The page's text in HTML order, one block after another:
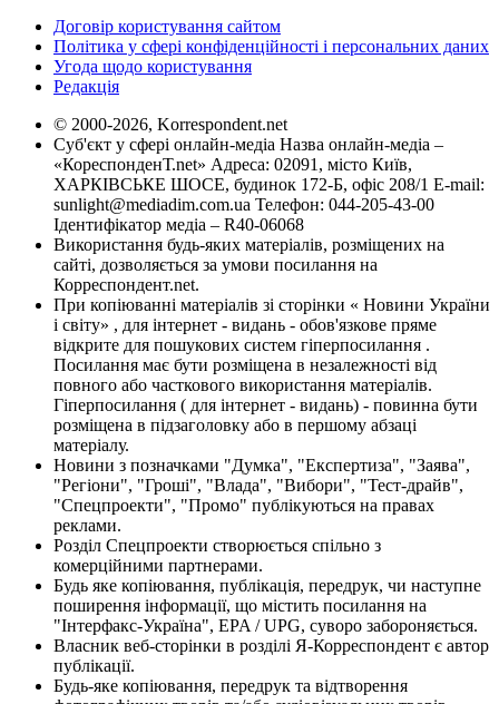
Договір користування сайтом
Політика у сфері конфіденційності і персональних даних
Угода щодо користування
Редакція
© 2000-2026, Korrespondent.net
Суб'єкт у сфері онлайн-медіа Назва онлайн-медіа –
«КореспонденТ.net» Адреса: 02091, місто Київ,
ХАРКІВСЬКЕ ШОСЕ, будинок 172-Б, офіс 208/1 E-mail:
sunlight@mediadim.com.ua Телефон: 044-205-43-00
Ідентифікатор медіа – R40-06068
Використання будь-яких матеріалів, розміщених на
сайті, дозволяється за умови посилання на
Корреспондент.net.
При копіюванні матеріалів зі сторінки « Новини України
і світу» , для інтернет - видань - обов'язкове пряме
відкрите для пошукових систем гіперпосилання .
Посилання має бути розміщена в незалежності від
повного або часткового використання матеріалів.
Гіперпосилання ( для інтернет - видань) - повинна бути
розміщена в підзаголовку або в першому абзаці
матеріалу.
Новини з позначками "Думка", "Експертиза", "Заява",
"Регіони", "Гроші", "Влада", "Вибори", "Тест-драйв",
"Спецпроекти", "Промо" публікуються на правах
реклами.
Розділ Спецпроекти створюється спільно з
комерційними партнерами.
Будь яке копіювання, публікація, передрук, чи наступне
поширення інформації, що містить посилання на
"Інтерфакс-Україна", EPA / UPG, суворо забороняється.
Власник веб-сторінки в розділі Я-Корреспондент є автор
публікації.
Будь-яке копіювання, передрук та відтворення